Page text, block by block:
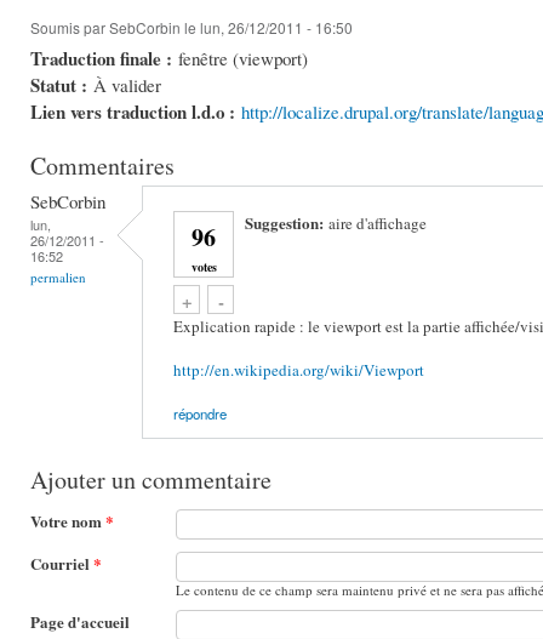
Soumis parSebCorbin le lun, 26/12/2011 - 16:50
Traduction finale : fenêtre (viewport)
Statut : À valider
Lien vers traduction l.d.o : http://localize.drupal.org/translate/
Commentaires
SebCorbin
lun,
26/12/2011 -
16:52
permalien
96
votes
+
Vote up!-
Vote down!
Suggestion:aire d'affichage
Explication rapide : le viewport est la partie affichée/
http://en.wikipedia.org/wiki/Viewport
répondre
Ajouter un commentaire
Votre nom*
Courriel *
Le contenu de ce champ sera maintenu privé et ne sera pas
Page d'accueil